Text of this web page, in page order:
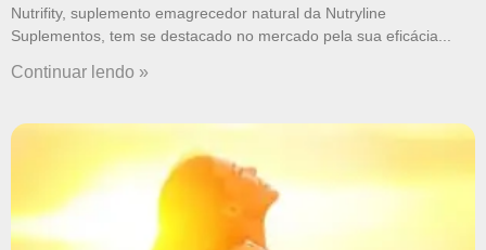
Nutrifity, suplemento emagrecedor natural da Nutryline
Suplementos, tem se destacado no mercado pela sua eficácia
Continuar lendo »